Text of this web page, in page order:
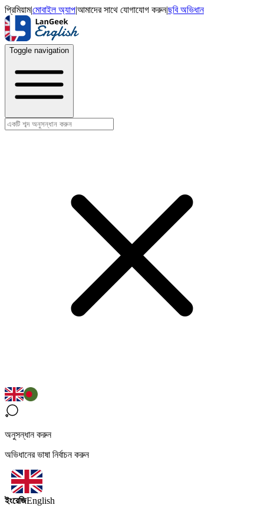
প্রিমিয়াম|মোবাইল অ্যাপ|আমাদের সাথে যোগাযোগ করুন|ছবি অভিধান
Toggle navigation
অনুসন্ধান করুন
অভিধানের ভাষা নির্বাচন করুন
ইংরেজিEnglish